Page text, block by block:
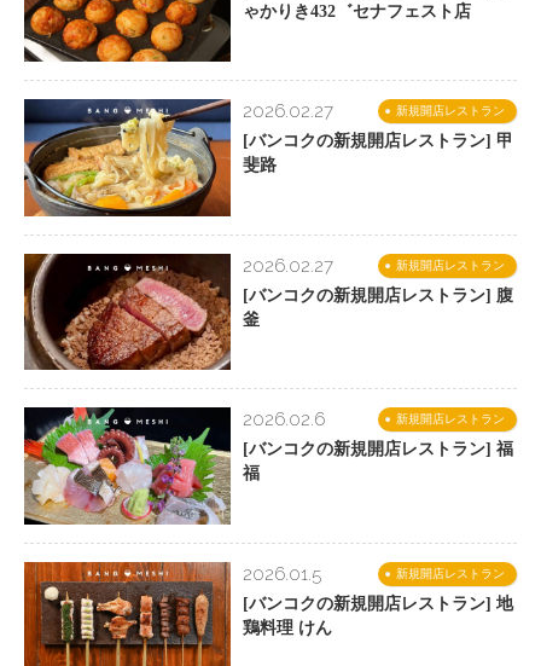
ゃかりき432゛セナフェスト店
新規開店レストラン
2026.02.27
[バンコクの新規開店レストラン] 甲
斐路
新規開店レストラン
2026.02.27
[バンコクの新規開店レストラン] 腹
釜
新規開店レストラン
2026.02.6
[バンコクの新規開店レストラン] 福
福
新規開店レストラン
2026.01.5
[バンコクの新規開店レストラン] 地
鶏料理 けん